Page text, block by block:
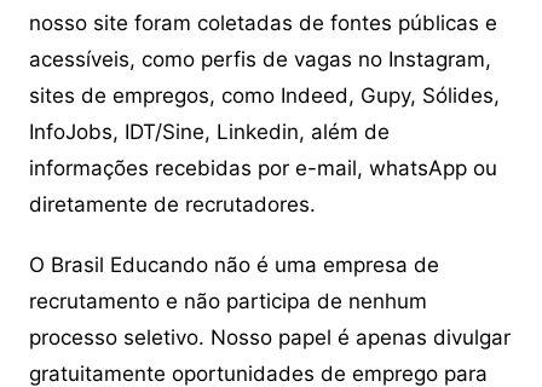
nosso site foram coletadas de fontes públicas e
acessíveis, como perfis de vagas no Instagram,
sites de empregos, como Indeed, Gupy, Sólides,
InfoJobs, IDT/Sine, Linkedin, além de
informações recebidas por e-mail, whatsApp ou
diretamente de recrutadores.
O Brasil Educando não é uma empresa de
recrutamento e não participa de nenhum
processo seletivo. Nosso papel é apenas divulgar
gratuitamente oportunidades de emprego para